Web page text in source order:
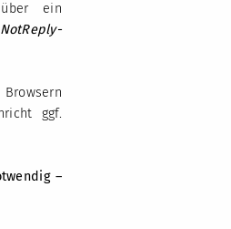
ein
ggf.
–